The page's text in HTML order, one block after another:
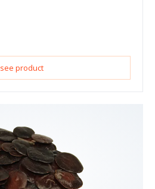
see product